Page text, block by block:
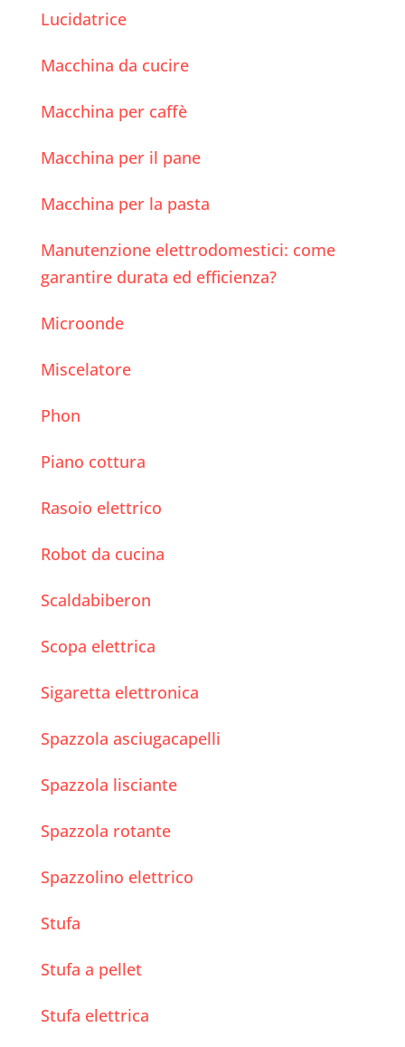
Lucidatrice
Macchina da cucire
Macchina per caffè
Macchina per il pane
Macchina per la pasta
Manutenzione elettrodomestici: come
garantire durata ed efficienza?
Microonde
Miscelatore
Phon
Piano cottura
Rasoio elettrico
Robot da cucina
Scaldabiberon
Scopa elettrica
Sigaretta elettronica
Spazzola asciugacapelli
Spazzola lisciante
Spazzola rotante
Spazzolino elettrico
Stufa
Stufa a pellet
Stufa elettrica